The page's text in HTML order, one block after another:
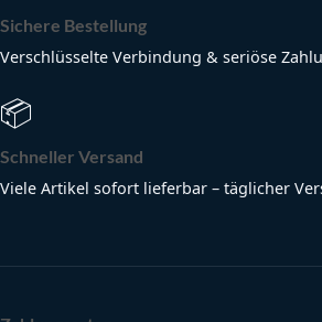
Sichere Bestellung
Verschlüsselte Verbindung & seriöse
📦
Schneller Versand
Viele Artikel sofort lieferbar – täglicher